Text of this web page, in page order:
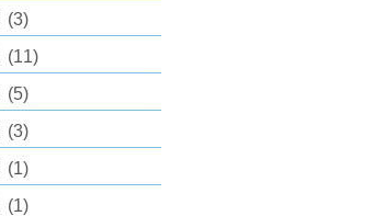
(3)
(11)
(5)
(3)
(1)
(1)